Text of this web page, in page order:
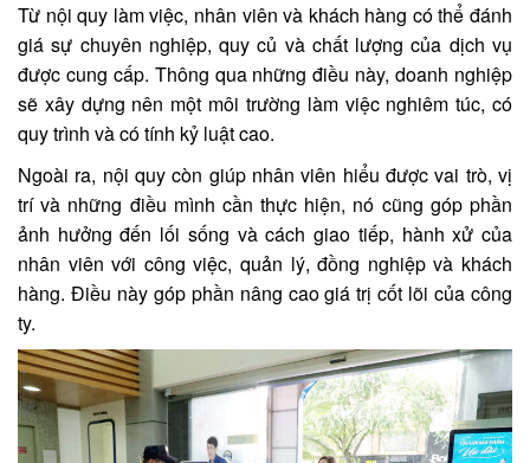
Từ nội quy làm việc, nhân viên và khách hàng có thể đánh
giá sự chuyên nghiệp, quy củ và chất lượng của dịch vụ
được cung cấp. Thông qua những điều này, doanh nghiệp
sẽ xây dựng nên một môi trường làm việc nghiêm túc, có
quy trình và có tính kỷ luật cao.
Ngoài ra, nội quy còn giúp nhân viên hiểu được vai trò, vị
trí và những điều mình cần thực hiện, nó cũng góp phần
ảnh hưởng đến lối sống và cách giao tiếp, hành xử của
nhân viên với công việc, quản lý, đồng nghiệp và khách
hàng. Điều này góp phần nâng cao giá trị cốt lõi của công
ty.